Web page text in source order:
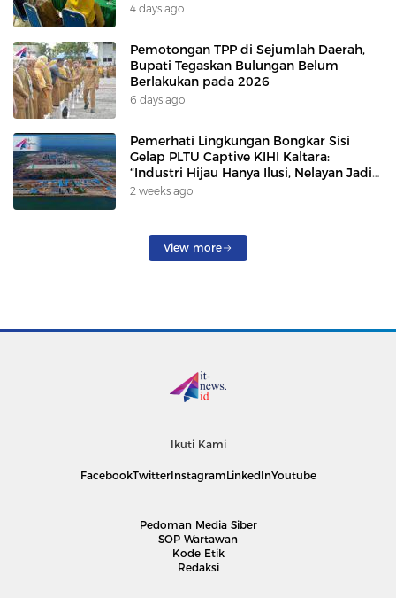
4 days ago
Pemotongan TPP di Sejumlah Daerah,
Bupati Tegaskan Bulungan Belum
Berlakukan pada 2026
6 days ago
Pemerhati Lingkungan Bongkar Sisi
Gelap PLTU Captive KIHI Kaltara:
“Industri Hijau Hanya Ilusi, Nelayan Jadi
Korban”
2 weeks ago
View more
Ikuti Kami
FacebookTwitterInstagramLinkedInYoutube
Pedoman Media Siber
SOP Wartawan
Kode Etik
Redaksi